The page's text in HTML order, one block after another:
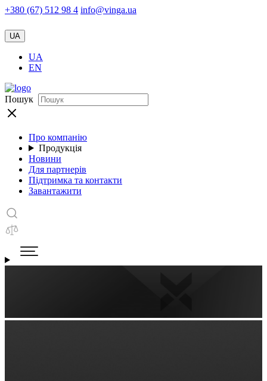
+380 (67) 512 98 4 info@vinga.ua
UA
UA
EN
Пошук
Про компанію
Продукція
Новини
Для партнерів
Підтримка та контакти
Завантажити